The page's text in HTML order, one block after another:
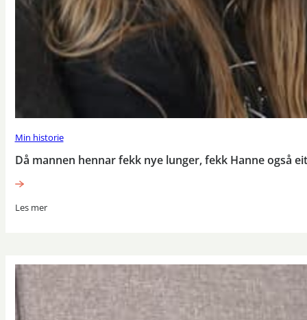
Min historie
Då mannen hennar fekk nye lunger, fekk Hanne også
Les mer